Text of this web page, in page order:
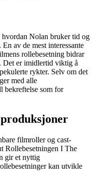
Nolan bruker tid og
av de mest interessante
rollebesetning bidrar
Det er imidlertid viktig å
rykter. Selv om det
med alle
bekreftelse som for
filmroller og cast-
Rollebesetningen I The
gir et nyttig
kan utvikle